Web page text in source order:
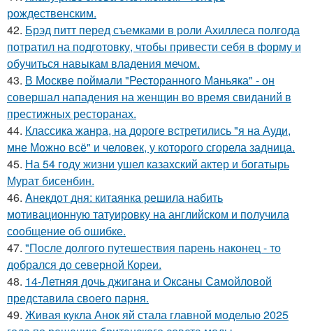
рождественским.
42. Брэд питт перед съемками в роли Ахиллеса полгода
потратил на подготовку, чтобы привести себя в форму и
обучиться навыкам владения мечом.
43. В Москве поймали "Ресторанного Маньяка" - он
совершал нападения на женщин во время свиданий в
престижных ресторанах.
44. Классика жанра, на дороге встретились "я на Ауди,
мне Можно всё" и человек, у которого сгорела задница.
45. На 54 году жизни ушел казахский актер и богатырь
Мурат бисенбин.
46. Aнекдот дня: китаянка решила набить
мотивационную татуировку на английском и получила
сообщение об ошибке.
47. "После долгого путешествия парень наконец - то
добрался до северной Кореи.
48. 14-Летняя дочь джигана и Оксаны Самойловой
представила своего парня.
49. Живая кукла Анок яй стала главной моделью 2025